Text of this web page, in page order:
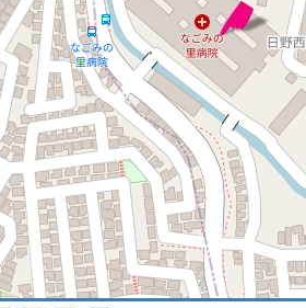
※ マップを検索、表示中